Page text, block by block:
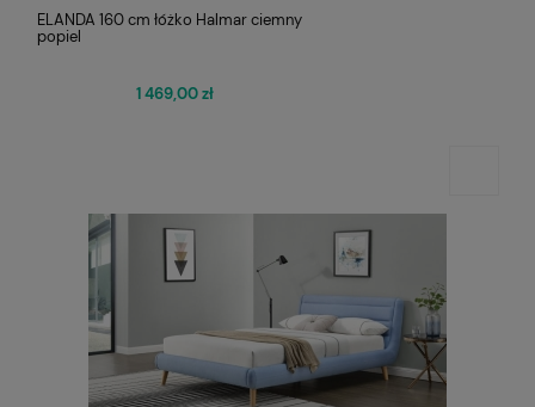
ELANDA 160 cm łóżko Halmar ciemny
popiel
1 469,00 zł